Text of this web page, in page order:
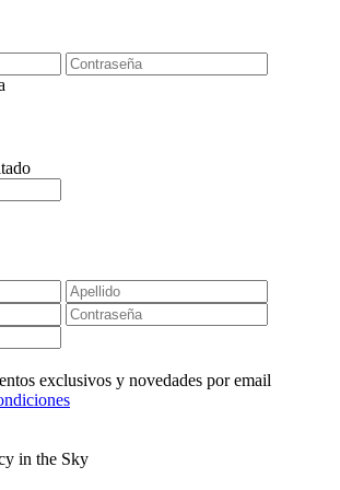
exclusivos y novedades por email